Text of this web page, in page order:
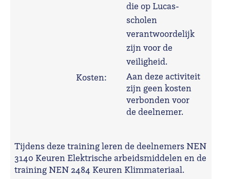
die op Lucas-
scholen
verantwoordelijk
zijn voor de
veiligheid.
Kosten:
Aan deze activiteit
zijn geen kosten
verbonden voor
de deelnemer.
Tijdens deze training leren de deelnemers NEN
3140 Keuren Elektrische arbeidsmiddelen en de
training NEN 2484 Keuren Klimmateriaal.